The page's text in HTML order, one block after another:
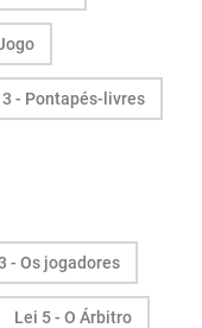
- Pontapés-livres
- Os jogadores
Lei 5 - O Árbitro